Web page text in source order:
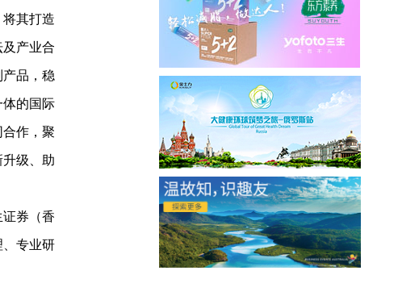
其打造
产业合
品，稳
体的国际
作，聚
级、助
券（香
、专业研